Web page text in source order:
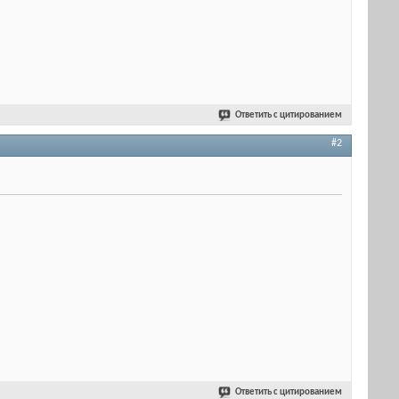
Ответить с цитированием
#2
Ответить с цитированием